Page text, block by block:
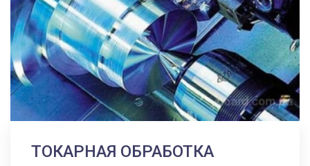
ТОКАРНАЯ ОБРАБОТКА